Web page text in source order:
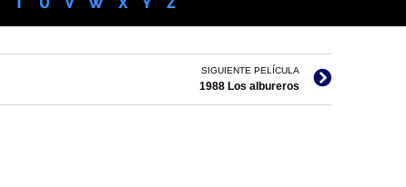
SIGUIENTE PELÍCULA
1988 Los albureros